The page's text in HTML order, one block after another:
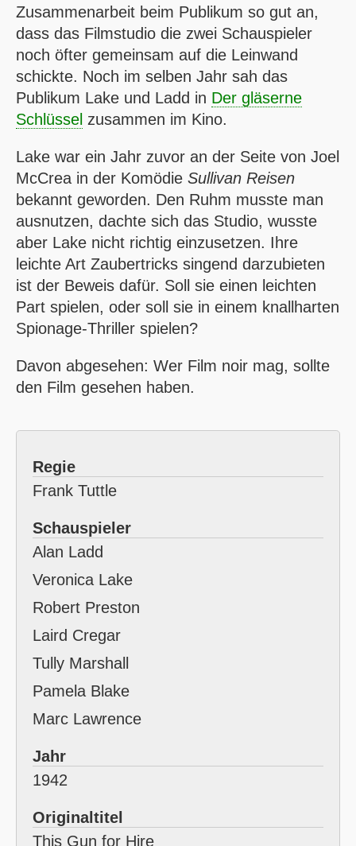
Zusammenarbeit beim Publikum so gut an,
dass das Filmstudio die zwei Schauspieler
noch öfter gemeinsam auf die Leinwand
schickte. Noch im selben Jahr sah das
Publikum Lake und Ladd in Der gläserne
Schlüssel zusammen im Kino.
Lake war ein Jahr zuvor an der Seite von Joel
McCrea in der Komödie Sullivan Reisen
bekannt geworden. Den Ruhm musste man
ausnutzen, dachte sich das Studio, wusste
aber Lake nicht richtig einzusetzen. Ihre
leichte Art Zaubertricks singend darzubieten
ist der Beweis dafür. Soll sie einen leichten
Part spielen, oder soll sie in einem knallharten
Spionage-Thriller spielen?
Davon abgesehen: Wer Film noir mag, sollte
den Film gesehen haben.
Regie
Frank Tuttle
Schauspieler
Alan Ladd
Veronica Lake
Robert Preston
Laird Cregar
Tully Marshall
Pamela Blake
Marc Lawrence
Jahr
1942
Originaltitel
This Gun for Hire